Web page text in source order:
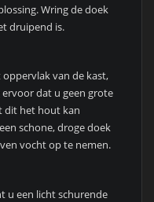
Wring de doek
druipend is.
van de kast,
dat u geen grote
dit het hout kan
schone, droge doek
vocht op te nemen.
u een licht schurende